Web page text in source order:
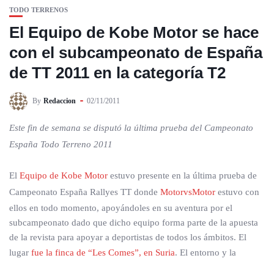
TODO TERRENOS
El Equipo de Kobe Motor se hace
con el subcampeonato de España
de TT 2011 en la categoría T2
By Redaccion 02/11/2011
Este fin de semana se disputó la última prueba del Campeonato
España Todo Terreno 2011
El Equipo de Kobe Motor estuvo presente en la última prueba de
Campeonato España Rallyes TT donde MotorvsMotor estuvo con
ellos en todo momento, apoyándoles en su aventura por el
subcampeonato dado que dicho equipo forma parte de la apuesta
de la revista para apoyar a deportistas de todos los ámbitos. El
lugar fue la finca de “Les Comes”, en Suria. El entorno y la